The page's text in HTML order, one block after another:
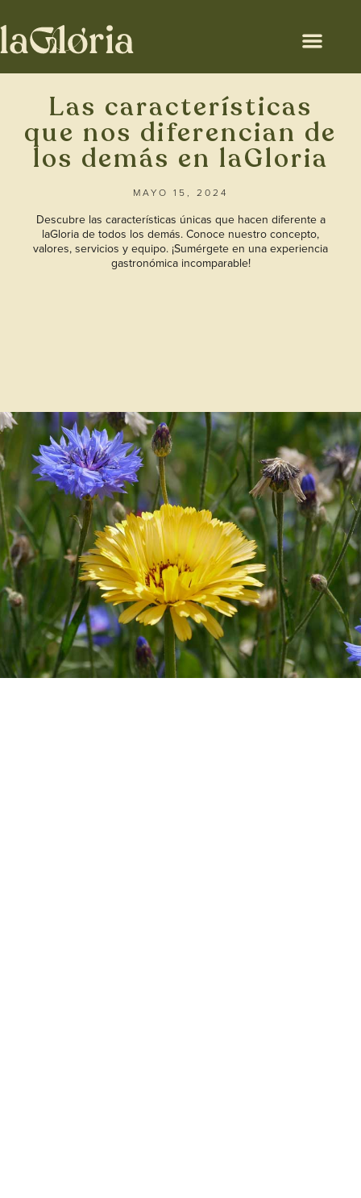
Las características
que nos diferencian de
los demás en laGloria
MAYO 15, 2024
Descubre las características únicas que hacen diferente a
laGloria de todos los demás. Conoce nuestro concepto,
valores, servicios y equipo. ¡Sumérgete en una experiencia
gastronómica incomparable!